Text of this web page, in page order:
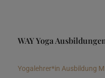
WAY Yoga
Yogalehrer*in Ausbildung